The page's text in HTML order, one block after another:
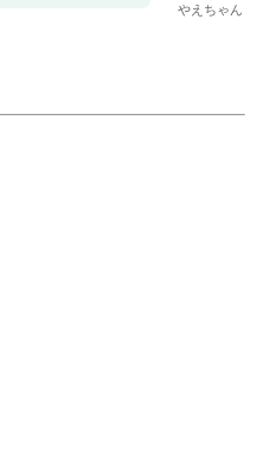
やえちゃん